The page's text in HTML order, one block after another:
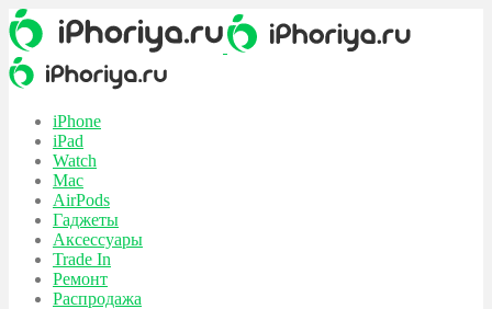
iPhone
iPad
Watch
Mac
AirPods
Гаджеты
Аксессуары
Trade In
Ремонт
Распродажа